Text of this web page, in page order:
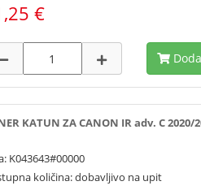
€
KATUN ZA CANON IR adv. C 2020/
K043643#00000
količina: dobavljivo na upit